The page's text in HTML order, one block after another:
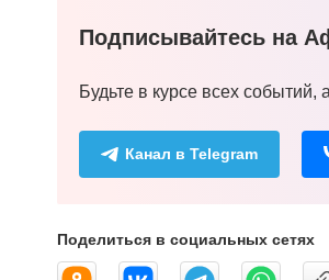
Подписывайтесь на
Будьте в курсе всех событий,
Канал в Telegram
Поделиться в социальных сетях